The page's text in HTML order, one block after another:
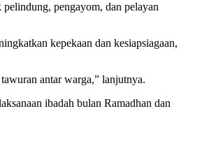
pengayom, dan pelayan
kepekaan dan kesiapsiagaan,
antar warga,” lanjutnya.
ibadah bulan Ramadhan dan